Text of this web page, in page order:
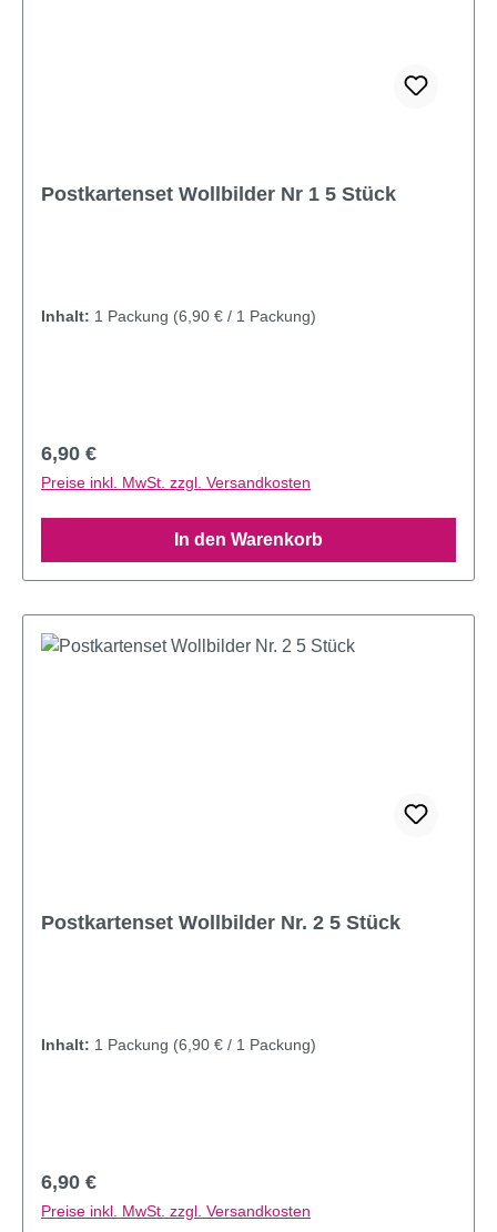
Postkartenset Wollbilder Nr 1 5 Stück
Inhalt: 1 Packung (6,90 € / 1 Packung)
Regulärer Preis:
6,90 €
Preise inkl. MwSt. zzgl. Versandkosten
In den Warenkorb
Postkartenset Wollbilder Nr. 2 5 Stück
Inhalt: 1 Packung (6,90 € / 1 Packung)
Regulärer Preis:
6,90 €
Preise inkl. MwSt. zzgl. Versandkosten